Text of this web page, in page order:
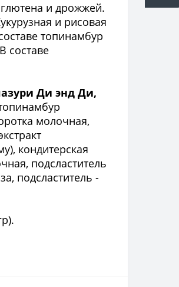
и дрожжей.
и рисовая
топинамбур
составе
Ди энд Ди,
молочная,
кондитерская
подсластитель
подсластитель -